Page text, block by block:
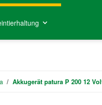
Akkugerät patura P 200 12